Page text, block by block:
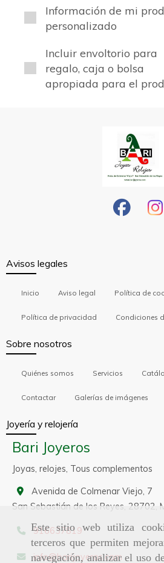
Este sitio web utiliza
terceros que permiten
navegación, analizar el uso
Información de mi
personalizado
Incluir envoltorio para
regalo, caja o bolsa
apropiada para el
Avisos legales
Inicio Aviso legal Política de
Política de privacidad Condiciones
Sobre nosotros
Quiénes somos Servicios
Contactar Galerías de imágenes
Joyería y relojería
Bari Joyeros
Joyas, relojes, Tous complementos
Avenida de Colmenar Viejo, 7
San Sebastián de los Reyes, 28702,
916637819
info barijoyeros.com